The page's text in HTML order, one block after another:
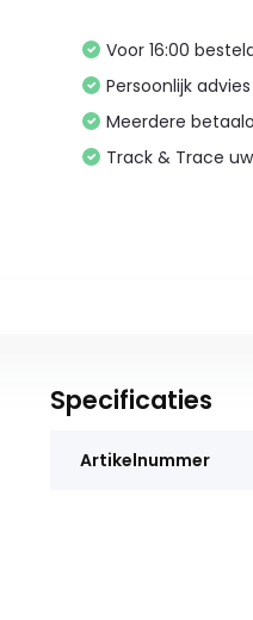
Voor 16:00
Persoonlijk
Meerdere
Track & Trace
Specificaties
Artikelnummer